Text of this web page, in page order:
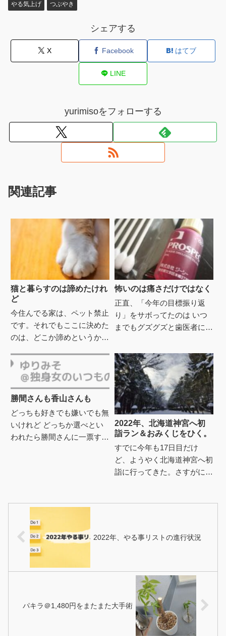
やる気上げ つぶやき
シェアする
X Facebook はてブ
LINE
yurimisoをフォローする
関連記事
猫と暮らすのは諦めたけれ
ど
今住んでる家は、ペット禁止
です。それでもここに決めた
のは、どこか諦めというか、
面倒を見る覚悟が無かったか
らだと思うし、それで良かっ
たん...
怖いのは痛さだけではなく
正直、「今年の目標振り返
り」をサボってたのは いつ
までもグズグズと歯医者に行
のもある。今年に入り、ネッ
トで調べて行く歯医者だけは
決めた...
勝間さんも香山さんも
どっちも好きでも嫌いでも無
いけれど どっちか選べとい
われたら勝間さんに一票すｖ
2022年、北海道神宮へ初
詣ラン＆おみくじをひく。
すでに今年も17日目だけ
ど、ようやく北海道神宮へ初
詣に行ってきた。さすがにも
2022年、やる事リストの進行状況
パキラ＠1,480円をまたまた大手術